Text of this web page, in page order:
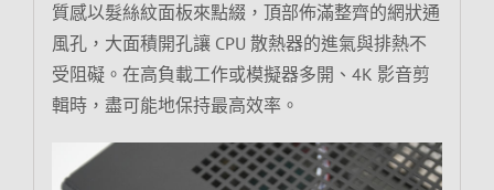
質感以髮絲紋面板來點綴，頂部佈滿整齊的網狀通
風孔，大面積開孔讓 CPU 散熱器的進氣與排熱不
受阻礙。在高負載工作或模擬器多開、4K 影音剪
輯時，盡可能地保持最高效率。